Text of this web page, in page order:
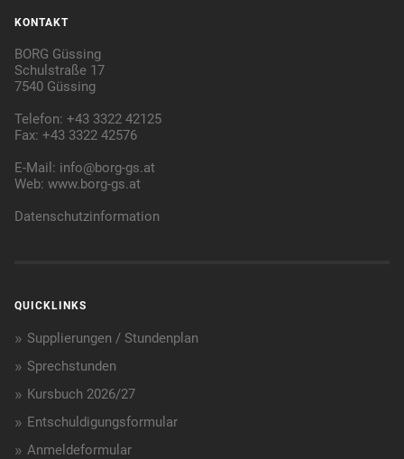
KONTAKT
BORG Güssing
Schulstraße 17
7540 Güssing
Telefon: +43 3322 42125
Fax: +43 3322 42576
E-Mail: info@borg-gs.at
Web:www.borg-gs.at
Datenschutzinformation
QUICKLINKS
Supplierungen / Stundenplan
Sprechstunden
Kursbuch 2026/27
Entschuldigungsformular
Anmeldeformular